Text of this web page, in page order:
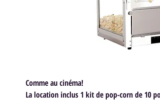
Comme au cinéma!
La location inclus 1 kit de pop-corn de 10